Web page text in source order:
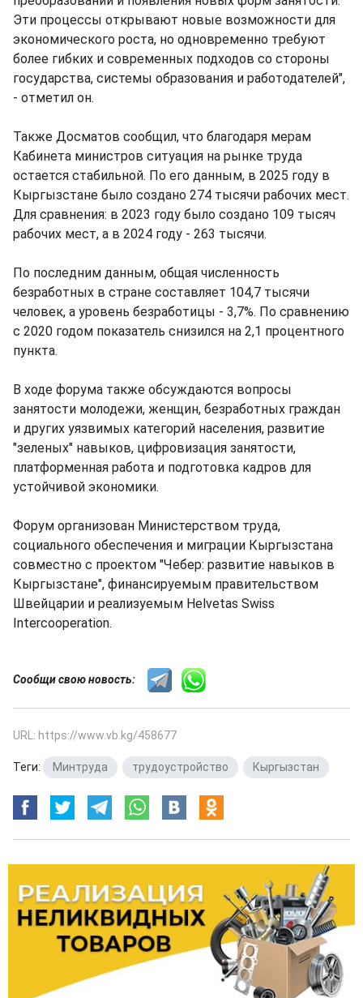
Эти процессы открывают новые возможности для
экономического роста, но одновременно требуют
более гибких и современных подходов со стороны
государства, системы образования и работодателей",
- отметил он.
Также Досматов сообщил, что благодаря мерам
Кабинета министров ситуация на рынке труда
остается стабильной. По его данным, в 2025 году в
Кыргызстане было создано 274 тысячи рабочих мест.
Для сравнения: в 2023 году было создано 109 тысяч
рабочих мест, а в 2024 году - 263 тысячи.
По последним данным, общая численность
безработных в стране составляет 104,7 тысячи
человек, а уровень безработицы - 3,7%. По сравнению
с 2020 годом показатель снизился на 2,1 процентного
пункта.
В ходе форума также обсуждаются вопросы
занятости молодежи, женщин, безработных граждан
и других уязвимых категорий населения, развитие
"зеленых" навыков, цифровизация занятости,
платформенная работа и подготовка кадров для
устойчивой экономики.
Форум организован Министерством труда,
социального обеспечения и миграции Кыргызстана
совместно с проектом "Чебер: развитие навыков в
Кыргызстане", финансируемым правительством
Швейцарии и реализуемым Helvetas Swiss
Intercooperation.
Сообщи свою новость:
URL: https://www.vb.kg/458677
Теги: Минтруда трудоустройство Кыргызстан